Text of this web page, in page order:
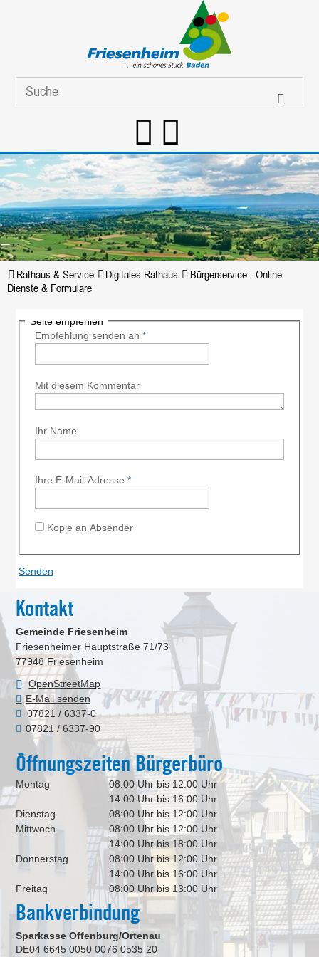
Rathaus & Service Digitales Rathaus
Bürgerservice - Online
Dienste & Formulare
Seite empfehlen
Empfehlung senden an *
Mit diesem Kommentar
Ihr Name
Ihre E-Mail-Adresse *
Kopie an Absender
Kontakt
Gemeinde Friesenheim
Friesenheimer Hauptstraße 71/73
77948 Friesenheim
OpenStreetMap
E-Mail senden
07821 / 6337-0
07821 / 6337-90
Öffnungszeiten Bürgerbüro
Montag
08:00 Uhr bis 12:00 Uhr
14:00 Uhr bis 16:00 Uhr
Dienstag
08:00 Uhr bis 12:00 Uhr
Mittwoch
08:00 Uhr bis 12:00 Uhr
14:00 Uhr bis 18:00 Uhr
Donnerstag
08:00 Uhr bis 12:00 Uhr
14:00 Uhr bis 16:00 Uhr
Freitag
08:00 Uhr bis 13:00 Uhr
Bankverbindung
Sparkasse Offenburg/Ortenau
DE04 6645 0050 0076 0535 20